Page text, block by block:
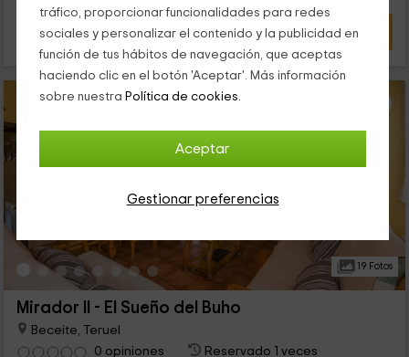
tráfico, proporcionar funcionalidades para redes
sociales y personalizar el contenido y la publicidad en
función de tus hábitos de navegación, que aceptas
haciendo clic en el botón 'Aceptar'. Más información
sobre nuestra Política de cookies.
Aceptar
Gestionar preferencias
VER OFERTA
19 Fotos
Mirador II - El Sueño del Buho
Beceite, Teruel
0 opiniones
Reservado 1 veces